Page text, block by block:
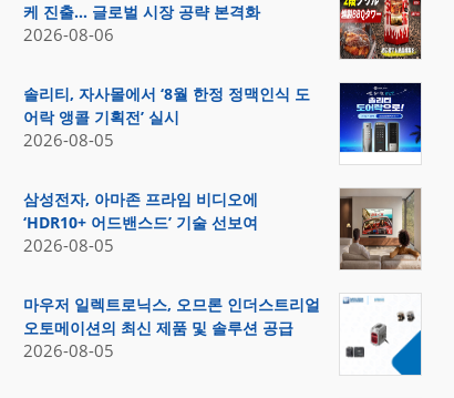
케 진출… 글로벌 시장 공략 본격화
2026-08-06
솔리티, 자사몰에서 ‘8월 한정 정맥인식 도
어락 앵콜 기획전’ 실시
2026-08-05
삼성전자, 아마존 프라임 비디오에
‘HDR10+ 어드밴스드’ 기술 선보여
2026-08-05
마우저 일렉트로닉스, 오므론 인더스트리얼
오토메이션의 최신 제품 및 솔루션 공급
2026-08-05